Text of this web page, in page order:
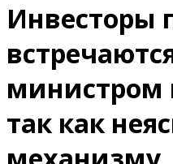
Инвесторы
министром
так как